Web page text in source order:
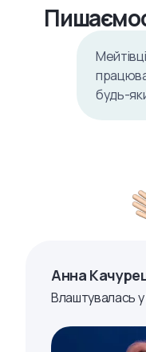
будь-
Анна
Влаштувалась